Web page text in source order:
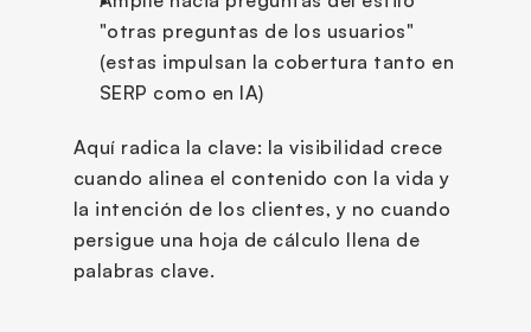
"otras preguntas de los usuarios"
(estas impulsan la cobertura tanto en
SERP como en IA)
Aquí radica la clave: la visibilidad crece
cuando alinea el contenido con la vida y
la intención de los clientes, y no cuando
persigue una hoja de cálculo llena de
palabras clave.